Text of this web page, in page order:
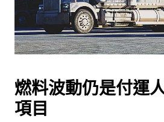
燃料波動仍是付運
項目